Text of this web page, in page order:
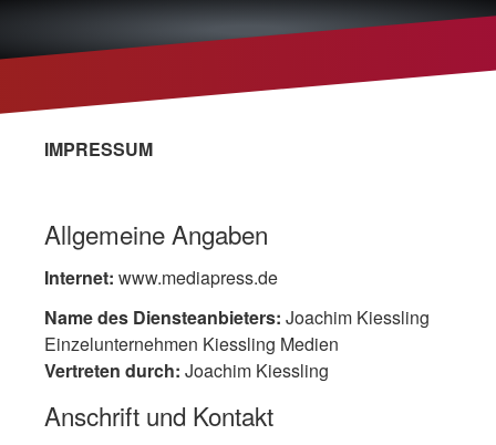
IMPRESSUM
Allgemeine Angaben
Internet: www.mediapress.de
Name des Diensteanbieters: Joachim Kiessling
Einzelunternehmen Kiessling Medien
Vertreten durch: Joachim Kiessling
Anschrift und Kontakt